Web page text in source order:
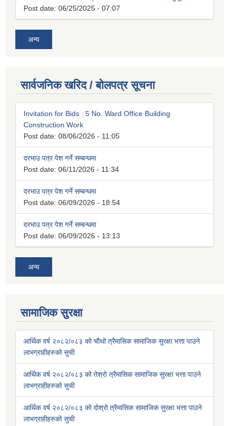
Post date: 06/25/2025 - 07:07
अन्य
सार्वजनिक खरिद / बोलपत्र सूचना
Invitation for Bids : 5 No. Ward Office Building
Construction Work
Post date: 08/06/2026 - 11:05
दरभाउ पत्र पेश गर्ने सम्बन्धमा
Post date: 06/11/2026 - 11:34
दरभाउ पत्र पेश गर्ने सम्बन्धमा
Post date: 06/09/2026 - 18:54
दरभाउ पत्र पेश गर्ने सम्बन्धमा
Post date: 06/09/2026 - 13:13
अन्य
सामाजिक सुरक्षा
आर्थिक वर्ष २०८२/०८३ को चौथो त्रैमासिक सामाजिक सुरक्षा भत्ता पाउने
लाभग्राहीहरुको सुची
आर्थिक वर्ष २०८२/०८३ को तेश्रो त्रैमासिक सामाजिक सुरक्षा भत्ता पाउने
लाभग्राहीहरुको सुची
आर्थिक वर्ष २०८२/०८३ को दोश्रो त्रैमासिक सामाजिक सुरक्षा भत्ता पाउने
लाभग्राहीहरुको सुची